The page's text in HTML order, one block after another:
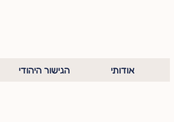
אודותי הגישור היהודי